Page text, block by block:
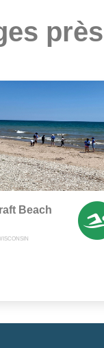
Beach